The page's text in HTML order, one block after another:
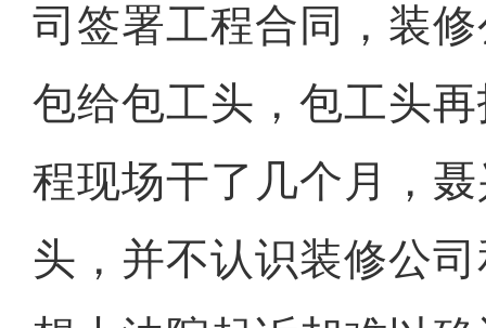
司签署工程合同，装
包给包工头，包工头
程现场干了几个月，
头，并不认识装修公